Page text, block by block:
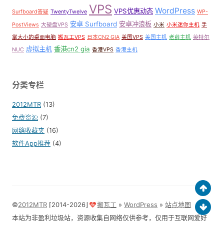
Surfboard答疑 TwentyTwelve VPS VPS优惠动态 WordPress WP-
PostViews 大硬盘VPS 安卓 Surfboard 安卓冲浪板 小米 小米迷你主机 手
掌大小的桌面电脑 搬瓦工VPS 日本CN2 GIA 美国VPS 美国主机 老薛主机 英特尔
NUC 虚拟主机 香港cn2 gia 香港VPS 香港主机
分类专栏
2012MTR (13)
免费资源 (7)
网络收藏夹 (16)
软件App推荐 (4)
©2012MTR ⌈2014-2026⌋ 搬瓦工 »WordPress »站点地图
本站为非盈利垃圾站，资源收集自网络仅供参考，仅用于互联网爱好